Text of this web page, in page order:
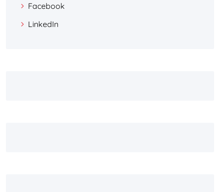
Facebook
LinkedIn